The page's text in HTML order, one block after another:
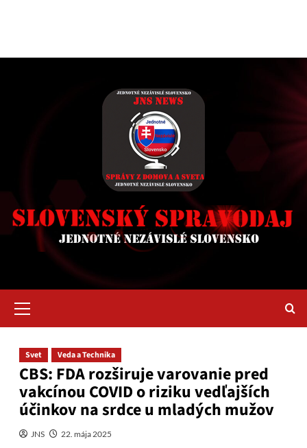
Menu
Svet Veda a Technika
CBS: FDA rozširuje varovanie pred
vakcínou COVID o riziku vedľajších
účinkov na srdce u mladých mužov
JNS 22. mája 2025